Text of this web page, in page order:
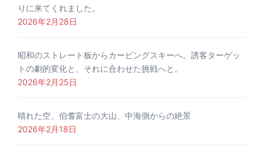
りに来てくれました。
2026年2月28日
昭和のストレート板からカービングスキーへ。誘客ターゲッ
トの劇的変化と、それに合わせた挑戦へと。
2026年2月25日
晴れた空、伯耆富士の大山、中海側からの絶景
2026年2月18日